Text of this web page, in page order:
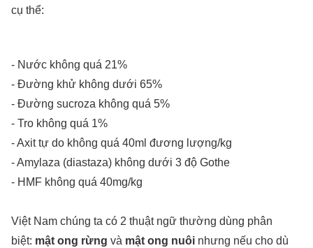
cụ thể:
- Nước không quá 21%
- Đường khử không dưới 65%
- Đường sucroza không quá 5%
- Tro không quá 1%
- Axit tự do không quá 40ml đương lượng/kg
- Amylaza (diastaza) không dưới 3 độ Gothe
- HMF không quá 40mg/kg
Việt Nam chúng ta có 2 thuật ngữ thường dùng phân
biệt: mật ong rừng và mật ong nuôi nhưng nếu cho dù